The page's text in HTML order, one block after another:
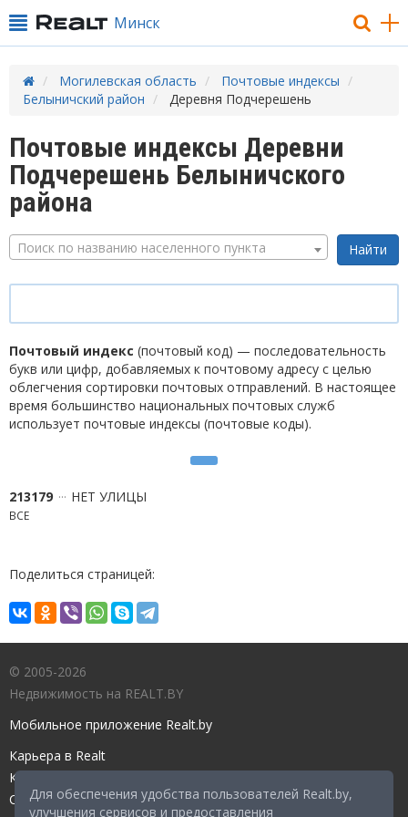
Для обеспечения удобства пользователей Realt.by,
улучшения сервисов и предоставления
Минск
Могилевская область
Почтовые индексы
Белыничский район
Деревня Подчерешень
Почтовые индексы Деревни
Подчерешень Белыничского
района
Поиск по названию населенного пункта
Почтовый индекс (почтовый код) — последовательность
букв или цифр, добавляемых к почтовому адресу с целью
облегчения сортировки почтовых отправлений. В настоящее
время большинство национальных почтовых служб
использует почтовые индексы (почтовые коды).
213179 НЕТ УЛИЦЫ
ВСЕ
Поделиться страницей:
© 2005-2026
Недвижимость на REALT.BY
Мобильное приложение Realt.by
Карьера в Realt
Контакты редакции
Справочный центр